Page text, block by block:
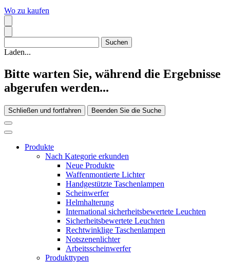
Wo zu kaufen
Laden...
Bitte warten Sie, während die Ergebnisse
abgerufen werden...
Schließen und fortfahren Beenden Sie die Suche
Produkte
Nach Kategorie erkunden
Neue Produkte
Waffenmontierte Lichter
Handgestützte Taschenlampen
Scheinwerfer
Helmhalterung
International sicherheitsbewertete Leuchten
Sicherheitsbewertete Leuchten
Rechtwinklige Taschenlampen
Notszenenlichter
Arbeitsscheinwerfer
Produkttypen